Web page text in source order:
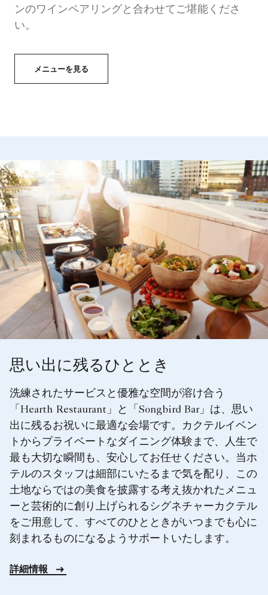
ンのワインペアリングと合わせてご堪能くださ
い。
メニューを見る
思い出に残るひととき
洗練されたサービスと優雅な空間が溶け合う
「Hearth Restaurant」と「Songbird Bar」は、思い
出に残るお祝いに最適な会場です。カクテルイベン
トからプライベートなダイニング体験まで、人生で
最も大切な瞬間も、安心してお任せください。当ホ
テルのスタッフは細部にいたるまで気を配り、この
土地ならではの美食を披露する考え抜かれたメニュ
ーと芸術的に創り上げられるシグネチャーカクテル
をご用意して、すべてのひとときがいつまでも心に
刻まれるものになるようサポートいたします。
詳細情報